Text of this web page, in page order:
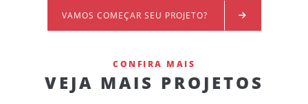
VAMOS COMEÇAR SEU PROJETO?
CONFIRA MAIS
VEJA MAIS PROJETOS